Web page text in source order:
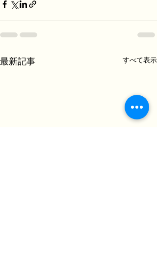
最新記事 すべて表示